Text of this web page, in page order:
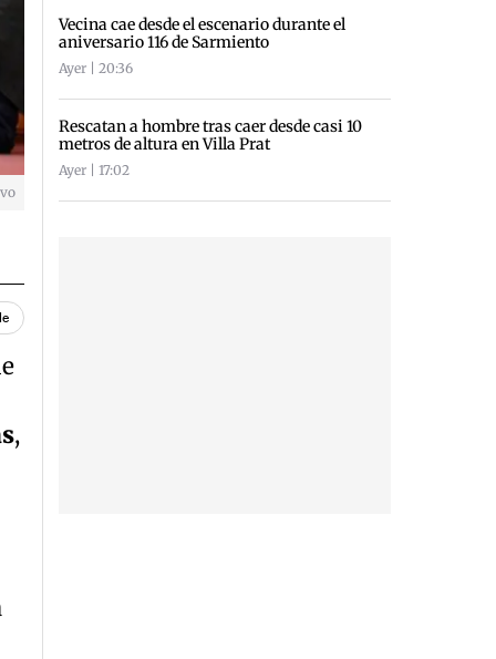
,
Vecina cae desde el escenario durante el
aniversario 116 de Sarmiento
Ayer | 20:36
Rescatan a hombre tras caer desde casi 10
metros de altura en Villa Prat
Ayer | 17:02